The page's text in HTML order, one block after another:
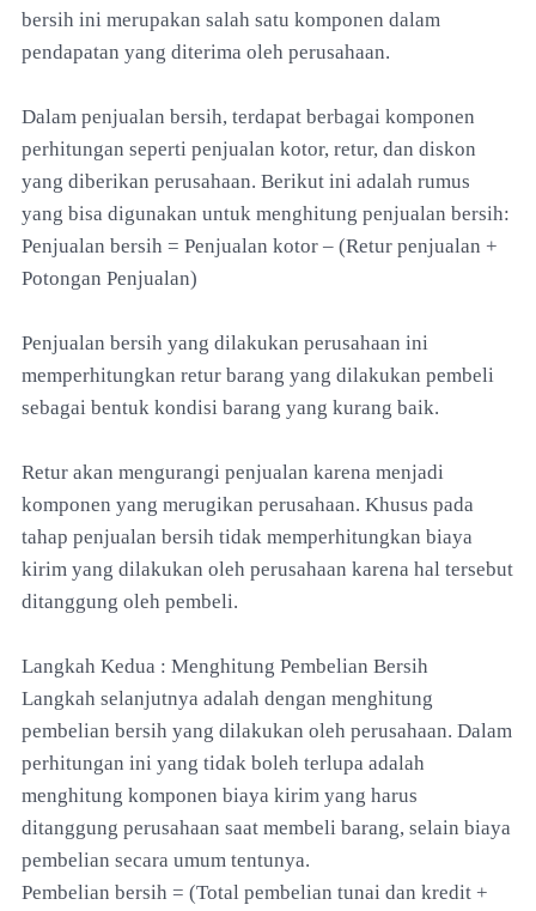
bersih ini merupakan salah satu komponen dalam
pendapatan yang diterima oleh perusahaan.
Dalam penjualan bersih, terdapat berbagai komponen
perhitungan seperti penjualan kotor, retur, dan diskon
yang diberikan perusahaan. Berikut ini adalah rumus
yang bisa digunakan untuk menghitung penjualan bersih:
Penjualan bersih = Penjualan kotor – (Retur penjualan +
Potongan Penjualan)
Penjualan bersih yang dilakukan perusahaan ini
memperhitungkan retur barang yang dilakukan pembeli
sebagai bentuk kondisi barang yang kurang baik.
Retur akan mengurangi penjualan karena menjadi
komponen yang merugikan perusahaan. Khusus pada
tahap penjualan bersih tidak memperhitungkan biaya
kirim yang dilakukan oleh perusahaan karena hal tersebut
ditanggung oleh pembeli.
Langkah Kedua : Menghitung Pembelian Bersih
Langkah selanjutnya adalah dengan menghitung
pembelian bersih yang dilakukan oleh perusahaan. Dalam
perhitungan ini yang tidak boleh terlupa adalah
menghitung komponen biaya kirim yang harus
ditanggung perusahaan saat membeli barang, selain biaya
pembelian secara umum tentunya.
Pembelian bersih = (Total pembelian tunai dan kredit +